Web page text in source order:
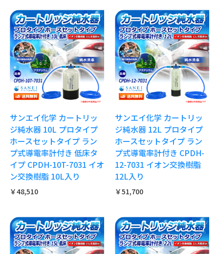
サンエイ化学 カートリッ
ジ純水器 10L プロタイプ
ホースセットタイプ ラン
プ式導電率計付き 低床タ
イプ CPDH-10T-7031 イオ
ン交換樹脂 10L入り
￥48,510
サンエイ化学 カートリッ
ジ純水器 12L プロタイプ
ホースセットタイプ ラン
プ式導電率計付き CPDH-
12-7031 イオン交換樹脂
12L入り
￥51,700